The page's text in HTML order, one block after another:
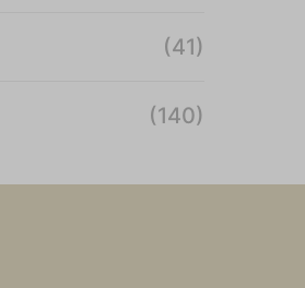
(41)
(140)